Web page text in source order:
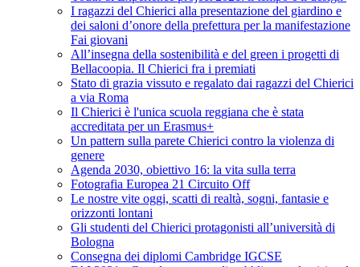
I ragazzi del Chierici alla presentazione del giardino e
dei saloni d’onore della prefettura per la manifestazione
Fai giovani
All’insegna della sostenibilità e del green i progetti di
Bellacoopia. Il Chierici fra i premiati
Stato di grazia vissuto e regalato dai ragazzi del Chierici
a via Roma
Il Chierici è l'unica scuola reggiana che è stata
accreditata per un Erasmus+
Un pattern sulla parete Chierici contro la violenza di
genere
Agenda 2030, obiettivo 16: la vita sulla terra
Fotografia Europea 21 Circuito Off
Le nostre vite oggi, scatti di realtà, sogni, fantasie e
orizzonti lontani
Gli studenti del Chierici protagonisti all’università di
Bologna
Consegna dei diplomi Cambridge IGCSE